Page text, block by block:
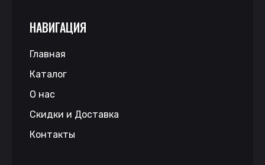
НАВИГАЦИЯ
Главная
Каталог
О нас
Скидки и Доставка
Контакты